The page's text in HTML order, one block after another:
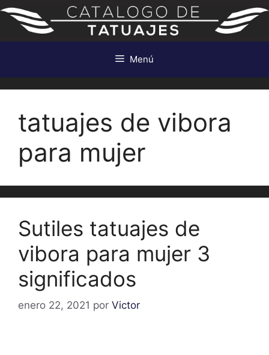
Saltar
contenido
Menú
tatuajes de vibora
para mujer
Sutiles tatuajes de
vibora para mujer 3
significados
enero 22, 2021 por Victor